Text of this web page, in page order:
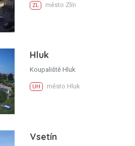
ZL město Zlín
Hluk
Koupaliště Hluk
UH město Hluk
Vsetín